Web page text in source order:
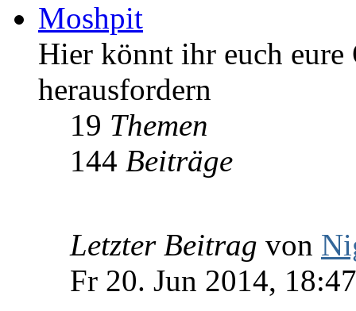
Moshpit
Hier könnt ihr euch eure
herausfordern
19 Themen
144 Beiträge
Letzter Beitrag von
Fr 20. Jun 2014, 18:47